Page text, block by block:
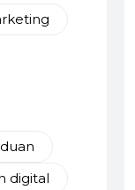
digital